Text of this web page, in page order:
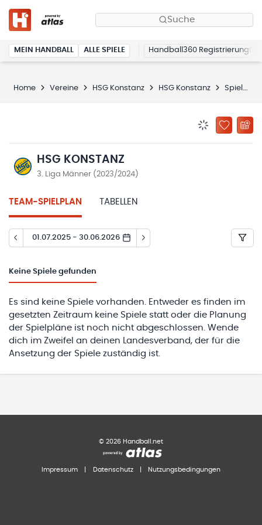
Suche
MEIN HANDBALL ALLE SPIELE Handball360 Registrierung
Home Vereine HSG Konstanz HSG Konstanz Spielplan
ZU
HSG KONSTANZ
3. Liga Männer (2023/2024)
TEAM-SPIELPLAN TABELLEN
01.07.2025 - 30.06.2026
Keine Spiele gefunden
Es sind keine Spiele vorhanden. Entweder es finden im
gesetzten Zeitraum keine Spiele statt oder die Planung
der Spielpläne ist noch nicht abgeschlossen. Wende
dich im Zweifel an deinen Landesverband, der für die
Ansetzung der Spiele zuständig ist.
© 2026 Handball.net
Impressum Datenschutz Nutzungsbedingungen